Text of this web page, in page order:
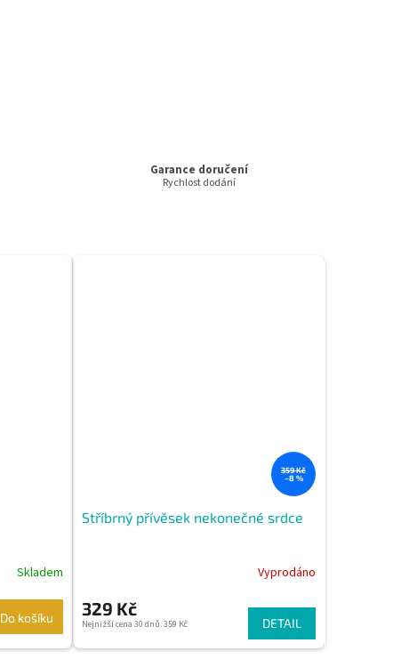
Garance doručení
Rychlost dodání
Skladem
Do košíku
359 Kč
–8 %
Stříbrný přívěsek nekonečné srdce
Vyprodáno
329 Kč
Nejnižší cena 30 dnů: 359 Kč DETAIL